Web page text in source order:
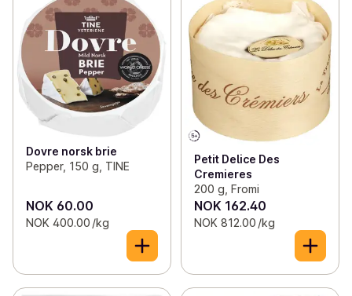
Dovre norsk brie
Pepper, 150 g, TINE
NOK 60.00
NOK 400.00 /kg
Petit Delice Des
Cremieres
200 g, Fromi
NOK 162.40
NOK 812.00 /kg